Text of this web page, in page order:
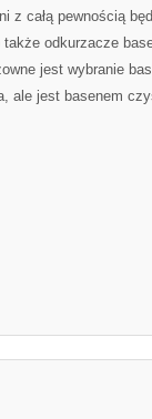
z całą pewnością
odkurzacze
jest wybranie
ale jest basenem